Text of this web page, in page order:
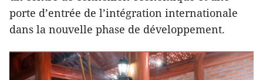
porte d’entrée de l’intégration internationale
dans la nouvelle phase de développement.